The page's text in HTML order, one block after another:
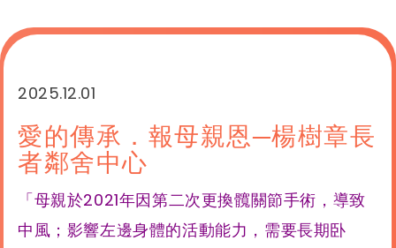
2025.12.01
愛的傳承．報母親恩─楊樹章長
者鄰舍中心
「母親於2021年因第二次更換髖關節手術，導致
中風；影響左邊身體的活動能力，需要長期卧